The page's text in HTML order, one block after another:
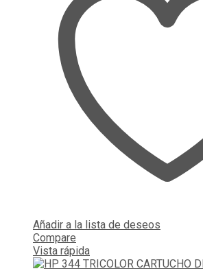
Añadir a la lista de deseos
Compare
Vista rápida